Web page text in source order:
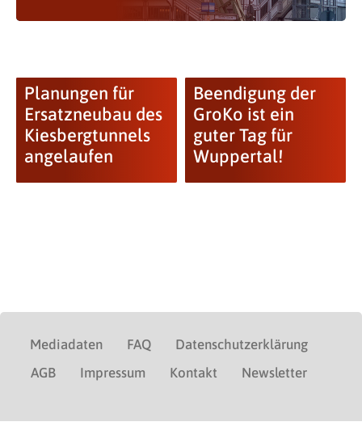
Planungen für
Ersatzneubau des
Kiesbergtunnels
angelaufen
Beendigung der
GroKo ist ein
guter Tag für
Wuppertal!
Mediadaten FAQ
Datenschutzerklärung
AGB
Impressum Kontakt Newsletter